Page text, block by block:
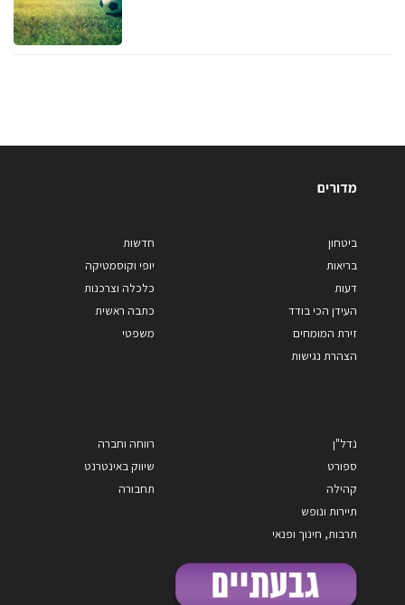
מדורים
ביטחון
בריאות
דעות
העידן הכי בודד
זירת המומחים
הצהרת נגישות
חדשות
יופי וקוסמטיקה
כלכלה וצרכנות
כתבה ראשית
משפטי
נדל"ן
ספורט
קהילה
תיירות ונופש
תרבות, חינוך ופנאי
רווחה וחברה
שיווק באינטרנט
תחבורה